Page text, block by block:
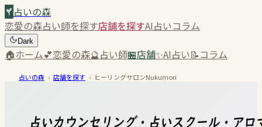
占いの森
恋愛の森占い師を探す店舗を探すAI占いコラム
Dark
🏠ホーム💕恋愛の森🔮占い師🏪店舗✨AI占い📝コラム
占いの森 › 店舗を探す › ヒーリングサロンNukumori